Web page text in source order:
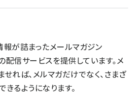
が詰まったメールマガジン
配信サービスを提供しています。メ
れば、メルマガだけでなく、さまざ
るようになります。